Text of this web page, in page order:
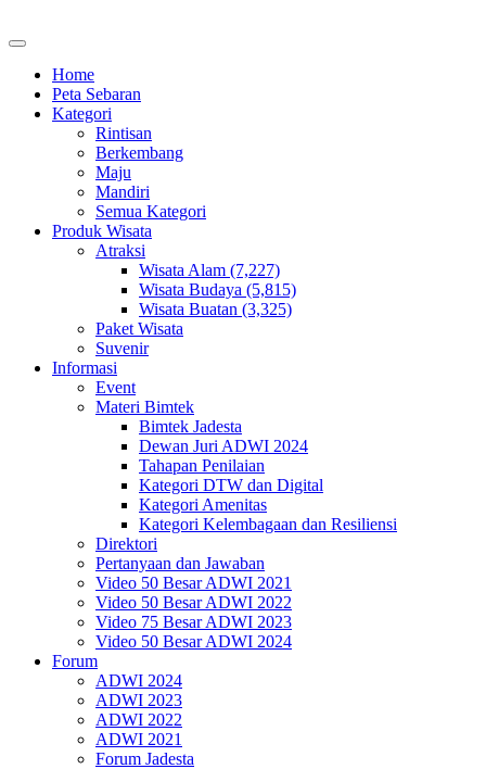
Home
Peta Sebaran
Kategori
Rintisan
Berkembang
Maju
Mandiri
Semua Kategori
Produk Wisata
Atraksi
Wisata Alam (7,227)
Wisata Budaya (5,815)
Wisata Buatan (3,325)
Paket Wisata
Suvenir
Informasi
Event
Materi Bimtek
Bimtek Jadesta
Dewan Juri ADWI 2024
Tahapan Penilaian
Kategori DTW dan Digital
Kategori Amenitas
Kategori Kelembagaan dan Resiliensi
Direktori
Pertanyaan dan Jawaban
Video 50 Besar ADWI 2021
Video 50 Besar ADWI 2022
Video 75 Besar ADWI 2023
Video 50 Besar ADWI 2024
Forum
ADWI 2024
ADWI 2023
ADWI 2022
ADWI 2021
Forum Jadesta